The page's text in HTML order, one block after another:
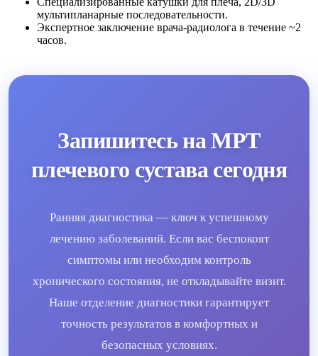
мультипланарные последовательности.
Экспертное заключение врача-радиолога в течение ~2
часов.
Запишитесь на МРТ
плечевого сустава сегодня
Ранняя диагностика — ключ к успешному
лечению заболеваний. Если вас беспокоят
симптомы или необходим контроль
хронического состояния, не откладывайте визит.
Наше отделение диагностики гарантирует
точность результатов в комфортных и
безопасных условиях.